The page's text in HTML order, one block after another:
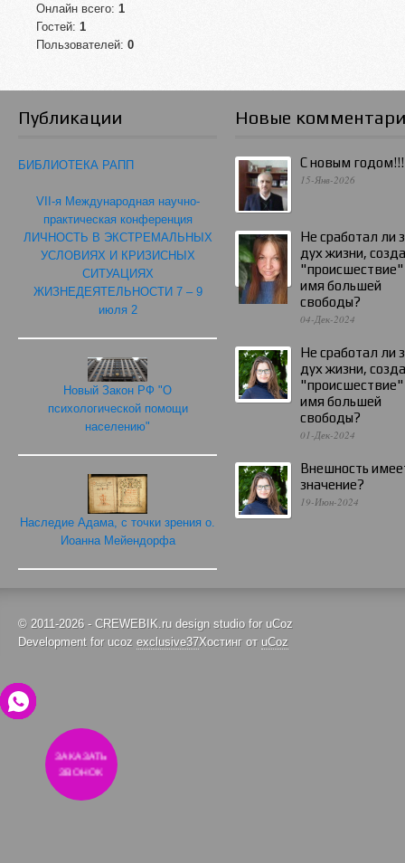
Онлайн всего: 1
Гостей: 1
Пользователей: 0
Публикации
БИБЛИОТЕКА РАПП
VII-я Международная научно-
практическая конференция
ЛИЧНОСТЬ В ЭКСТРЕМАЛЬНЫХ
УСЛОВИЯХ И КРИЗИСНЫХ
СИТУАЦИЯХ
ЖИЗНЕДЕЯТЕЛЬНОСТИ 7 – 9
июля 2
Новый Закон РФ "О
психологической помощи
населению"
Наследие Адама, с точки зрения о.
Иоанна Мейендорфа
Новые
С новым годом!!!
15-Янв-2026
Не сработал ли
дух жизни,
"происшествие"
имя большей
свободы?
04-Дек-2024
Не сработал ли
дух жизни,
"происшествие"
имя большей
свободы?
01-Дек-2024
Внешность
значение?
19-Июн-2024
© 2011-2026 - CREWEBIK.ru design studio for uCoz
Development for ucoz exclusive37Хостинг от uCoz
ЗАКАЗАТЬ
ЗВОНОК